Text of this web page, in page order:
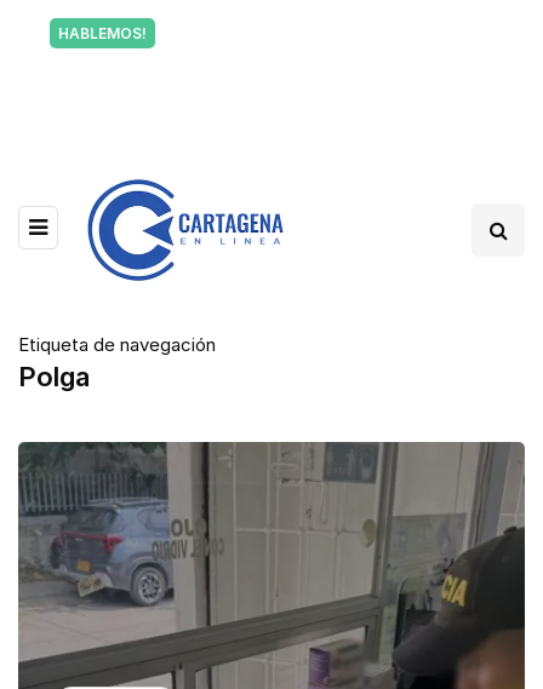
HABLEMOS!
Etiqueta de navegación
Polga